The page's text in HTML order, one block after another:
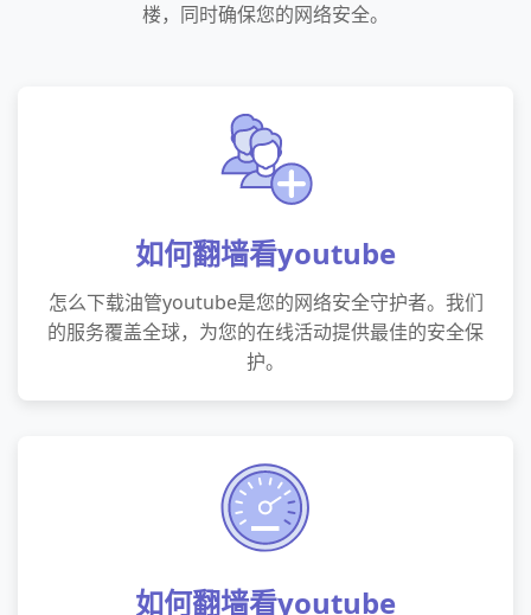
楼，同时确保您的网络安全。
如何翻墙看youtube
怎么下载油管youtube是您的网络安全守护者。我们
的服务覆盖全球，为您的在线活动提供最佳的安全保
护。
如何翻墙看youtube